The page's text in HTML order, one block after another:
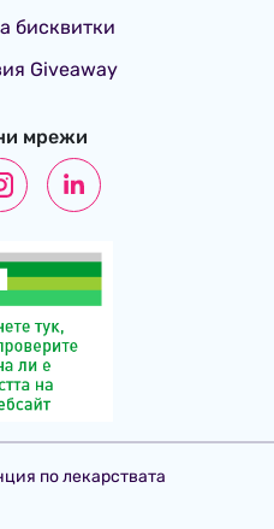
бисквитки
Giveaway
мрежи
по лекарствата